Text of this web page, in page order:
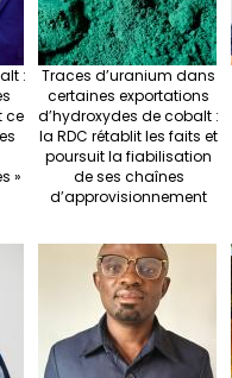
:
ce
»
Traces d’uranium dans
certaines exportations
d’hydroxydes de cobalt :
la RDC rétablit les faits et
poursuit la fiabilisation
de ses chaînes
d’approvisionnement